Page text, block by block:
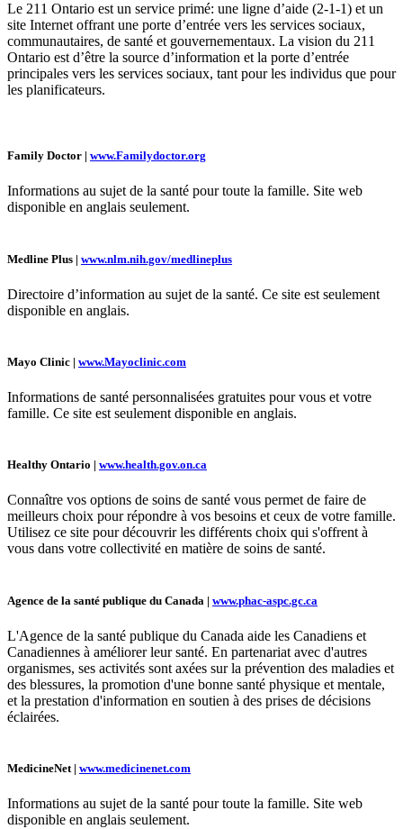
Le 211 Ontario est un service primé: une ligne d’aide (2-1-1) et un
site Internet offrant une porte d’entrée vers les services sociaux,
communautaires, de santé et gouvernementaux. La vision du 211
Ontario est d’être la source d’information et la porte d’entrée
principales vers les services sociaux, tant pour les individus que pour
les planificateurs.
Family Doctor | www.Familydoctor.org
Informations au sujet de la santé pour toute la famille. Site web
disponible en anglais seulement.
Medline Plus | www.nlm.nih.gov/medlineplus
Directoire d’information au sujet de la santé. Ce site est seulement
disponible en anglais.
Mayo Clinic | www.Mayoclinic.com
Informations de santé personnalisées gratuites pour vous et votre
famille. Ce site est seulement disponible en anglais.
Healthy Ontario | www.health.gov.on.ca
Connaître vos options de soins de santé vous permet de faire de
meilleurs choix pour répondre à vos besoins et ceux de votre famille.
Utilisez ce site pour découvrir les différents choix qui s'offrent à
vous dans votre collectivité en matière de soins de santé.
Agence de la santé publique du Canada | www.phac-aspc.gc.ca
L'Agence de la santé publique du Canada aide les Canadiens et
Canadiennes à améliorer leur santé. En partenariat avec d'autres
organismes, ses activités sont axées sur la prévention des maladies et
des blessures, la promotion d'une bonne santé physique et mentale,
et la prestation d'information en soutien à des prises de décisions
éclairées.
MedicineNet | www.medicinenet.com
Informations au sujet de la santé pour toute la famille. Site web
disponible en anglais seulement.